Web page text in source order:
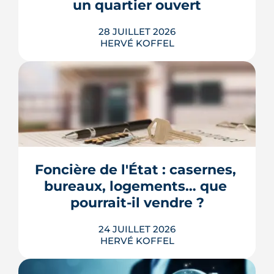
très instructives. Merci beaucoup.
LIRE L'ARTICLE
un quartier ouvert
28 JUILLET 2026
HERVÉ KOFFEL
Longtemps clos derrière les murs de
l'hôpital Guillaume-Régnier, le Bois-
Perrin s'ouvre enfin sur la ville. La
redessinera tout un pan du quartier
Jeanne-d'Arc jusqu'en 2030.
LIRE L'ARTICLE
Foncière de l'État : casernes,
bureaux, logements… que
pourrait-il vendre ?
24 JUILLET 2026
HERVÉ KOFFEL